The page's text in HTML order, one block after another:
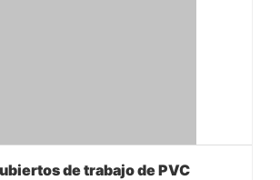
de trabajo de PVC